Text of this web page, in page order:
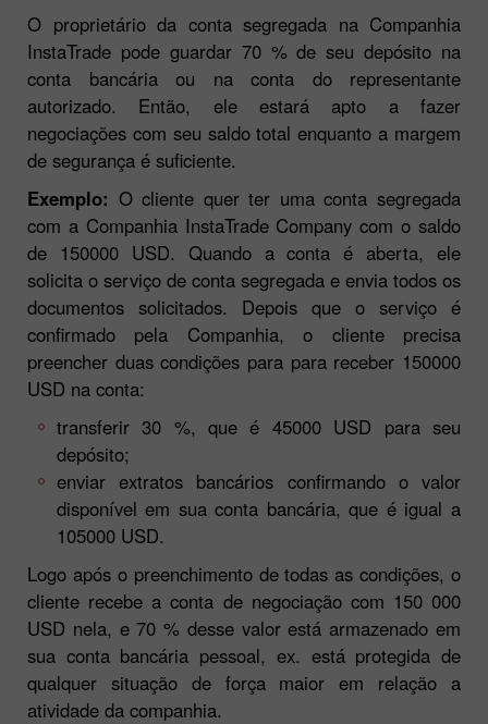
O proprietário da conta segregada na Companhia
InstaTrade pode guardar 70 % de seu depósito na
conta bancária ou na conta do representante
autorizado. Então, ele estará apto a fazer
negociações com seu saldo total enquanto a margem
de segurança é suficiente.
Exemplo: O cliente quer ter uma conta segregada
com a Companhia InstaTrade Company com o saldo
de 150000 USD. Quando a conta é aberta, ele
solicita o serviço de conta segregada e envia todos os
documentos solicitados. Depois que o serviço é
confirmado pela Companhia, o cliente precisa
preencher duas condições para para receber 150000
USD na conta:
transferir 30 %, que é 45000 USD para seu
depósito;
enviar extratos bancários confirmando o valor
disponível em sua conta bancária, que é igual a
105000 USD.
Logo após o preenchimento de todas as condições, o
cliente recebe a conta de negociação com 150 000
USD nela, e 70 % desse valor está armazenado em
sua conta bancária pessoal, ex. está protegida de
qualquer situação de força maior em relação a
atividade da companhia.